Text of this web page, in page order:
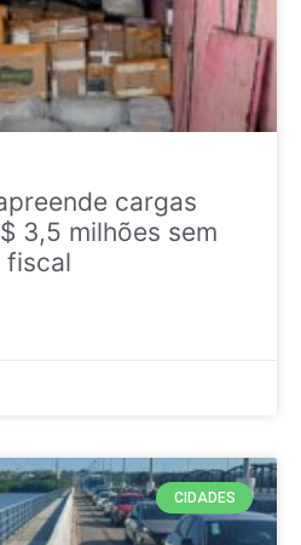
cargas
3,5 milhões sem
fiscal
CIDADES